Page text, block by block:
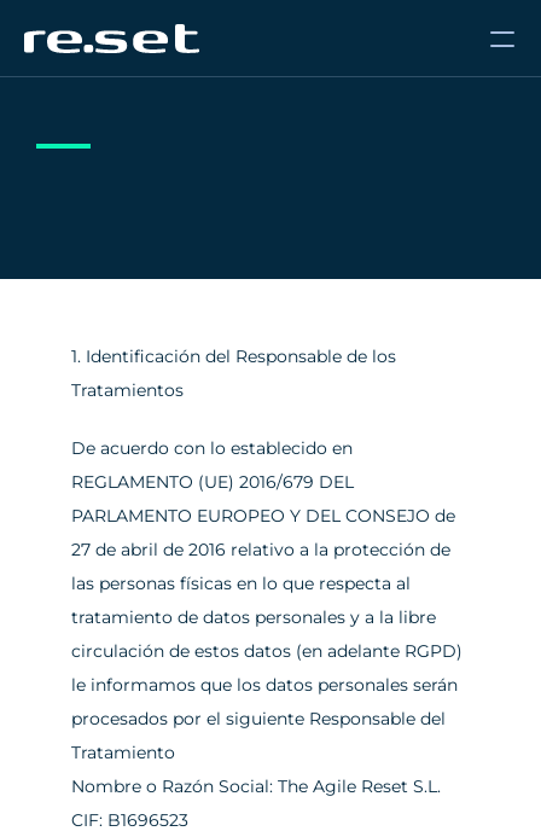
1. Identificación del Responsable de los
Tratamientos
De acuerdo con lo establecido en
REGLAMENTO (UE) 2016/679 DEL
PARLAMENTO EUROPEO Y DEL CONSEJO de
27 de abril de 2016 relativo a la protección de
las personas físicas en lo que respecta al
tratamiento de datos personales y a la libre
circulación de estos datos (en adelante RGPD)
le informamos que los datos personales serán
procesados por el siguiente Responsable del
Tratamiento
Nombre o Razón Social: The Agile Reset S.L.
CIF: B1696523